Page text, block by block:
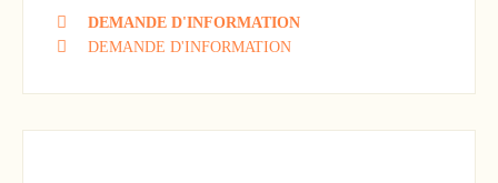
DEMANDE D'INFORMATION
DEMANDE D'INFORMATION